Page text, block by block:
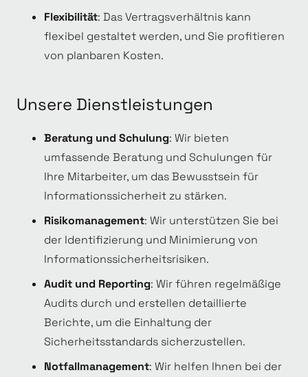
Flexibilität: Das Vertragsverhältnis kann
flexibel gestaltet werden, und Sie profitieren
von planbaren Kosten.
Unsere Dienstleistungen
Beratung und Schulung: Wir bieten
umfassende Beratung und Schulungen für
Ihre Mitarbeiter, um das Bewusstsein für
Informationssicherheit zu stärken.
Risikomanagement: Wir unterstützen Sie bei
der Identifizierung und Minimierung von
Informationssicherheitsrisiken.
Audit und Reporting: Wir führen regelmäßige
Audits durch und erstellen detaillierte
Berichte, um die Einhaltung der
Sicherheitsstandards sicherzustellen.
Notfallmanagement: Wir helfen Ihnen bei der